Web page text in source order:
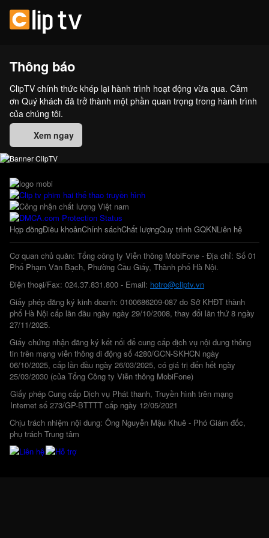
Thông báo
ClipTV chính thức khép lại hành trình hoạt động vừa qua. Cảm
ơn Quý khách đã trở thành một phần quan trọng trong hành trình
của chúng tôi.
Xem ngay
Hợp đồngĐiều khoảnChính sáchChất lượngQuy trình GQKNLiên hệ
Cơ quan chủ quản: Tổng công ty Viễn thông MobiFone - Địa chỉ: Số 01
Phố Phạm Văn Bạch, Phường Cầu Giấy, Thành phố Hà Nội.
Điện thoại/Fax: 024.37.831.800 - Email: hotro@cliptv.vn
Giấy phép đăng ký kinh doanh: 0100686209-087 do Sở KHĐT thành
phố Hà Nội cấp lần đầu ngày ngày 29/10/2008, thay đổi lần thứ 8 ngày
27/11/2025.
Giấy chứng nhận đăng ký kết nối để cung cấp dịch vụ nội dung thông
tin trên mạng viễn thông di động số 4280/GCN-SKHCN ngày
06/10/2025, cấp lần đầu ngày 26/03/2025, có giá trị đến hết ngày
25/03/2030 (của Tổng Công ty Viễn thông MobiFone)
Giấy phép Cung cấp Dịch vụ Phát thanh, Truyền hình trên mạng
Internet số 273/GP-BTTTT cấp ngày 12/05/2021
Chịu trách nhiệm nội dung: Ông Nguyễn Mậu Khuê - Phó Giám đốc,
phụ trách Trung tâm